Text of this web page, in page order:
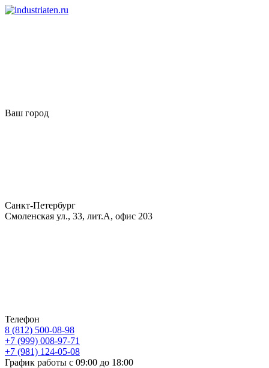
Ваш город
Санкт-Петербург
Смоленская ул., 33, лит.А, офис 203
Телефон
8 (812) 500-08-98
+7 (999) 008-97-71
+7 (981) 124-05-08
График работы с 09:00 до 18:00